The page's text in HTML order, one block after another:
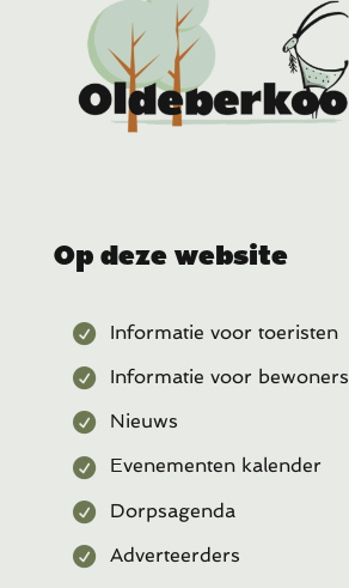
Op deze website
Informatie voor toeristen
Informatie voor bewoners
Nieuws
Evenementen kalender
Dorpsagenda
Adverteerders